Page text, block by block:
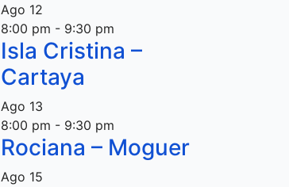
Ago 12
8:00 pm - 9:30 pm
Isla Cristina –
Cartaya
Ago 13
8:00 pm - 9:30 pm
Rociana – Moguer
Ago 15